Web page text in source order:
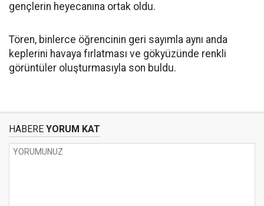
gençlerin heyecanına ortak oldu.
Tören, binlerce öğrencinin geri sayımla aynı anda
keplerini havaya fırlatması ve gökyüzünde renkli
görüntüler oluşturmasıyla son buldu.
HABERE YORUM KAT